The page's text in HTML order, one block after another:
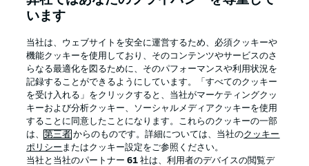
Official Partners
います
当社は、ウェブサイトを安全に運営するため、必須クッキーや
機能クッキーを使用しており、そのコンテンツやサービスのさ
らなる最適化を図るために、そのパフォーマンスや利用状況を
記録することができるようにしています。「すべてのクッキー
を受け入れる」をクリックすると、当社がマーケティングクッ
キーおよび分析クッキー、ソーシャルメディアクッキーを使用
することに同意したことになります。これらのクッキーの一部
は、第三者 からのものです。詳細については、当社のクッキー
ポリシー またはクッキー設定をご参照ください。
当社と当社のパートナー61 社は、利用者のデバイスの閲覧デ